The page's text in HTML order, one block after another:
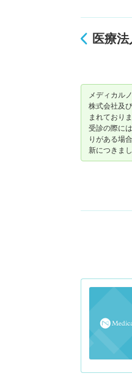
医療
メディカル
株式会社及
まれており
受診の際に
りがある場
新につきま